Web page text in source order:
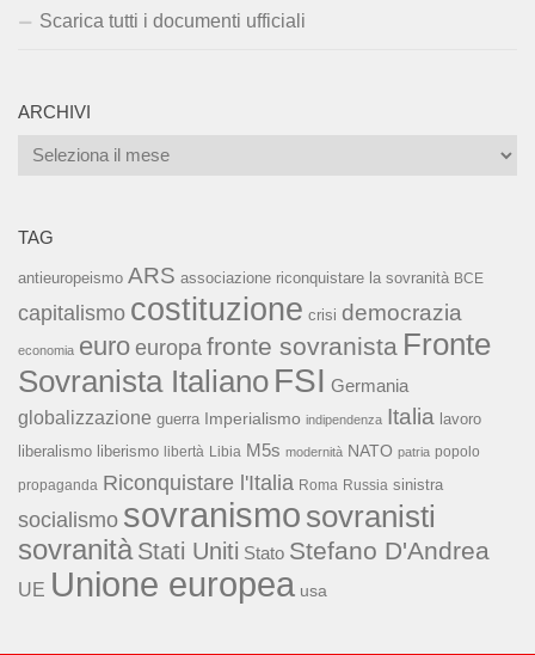
Scarica tutti i documenti ufficiali
ARCHIVI
Archivi
TAG
antieuropeismo ARS associazione riconquistare la sovranità BCE
capitalismo costituzione crisi democrazia
economia euro europa fronte sovranista Fronte
Sovranista Italiano FSI Germania
globalizzazione guerra Imperialismo indipendenza Italia lavoro
liberalismo liberismo libertà Libia M5s modernità NATO patria popolo
propaganda Riconquistare l'Italia Roma Russia sinistra
socialismo sovranismo sovranisti
sovranità Stati Uniti Stato Stefano D'Andrea
UE Unione europea usa